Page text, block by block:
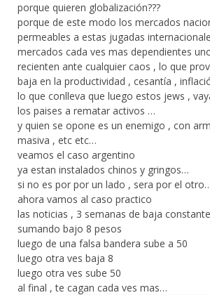
porque quieren globalización???
porque de este modo los mercados
permeables a estas jugadas
mercados cada ves mas dependientes
recienten ante cualquier caos , lo que
baja en la productividad , cesantía ,
lo que conlleva que luego estos jews ,
los paises a rematar activos …
y quien se opone es un enemigo , con
masiva , etc etc…
veamos el caso argentino
ya estan instalados chinos y gringos…
si no es por por un lado , sera por el
ahora vamos al caso practico
las noticias , 3 semanas de baja
sumando bajo 8 pesos
luego de una falsa bandera sube a 50
luego otra ves baja 8
luego otra ves sube 50
al final , te cagan cada ves mas…